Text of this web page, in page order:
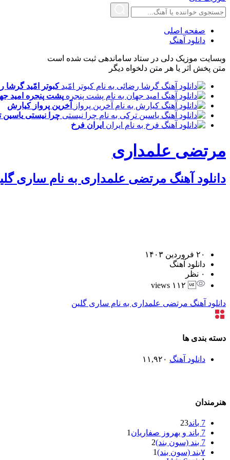
صفحه اصلی
دانلود آهنگ
وبسایت موزیک دلی در ستاد ساماندهی ثبت شده است
متن پخش اثر یا هر متن دلخواه دیگر
کبوتر امّید گرشا
پشت پنجره امید
آخرین پرواز کیارش
چرا نیستی یاسین
ایران فرخ
مرتضی علمداری
دانلود آهنگ مرتضی علمداری به نام ساری
۲۰ فروردین ۱۴۰۳
دانلود آهنگ
۰ نظر
۱۱۲ views
دانلود آهنگ مرتضی علمداری به نام ساری گلین
دسته بندی ها
دانلود آهنگ ۱۱,۹۲۰
هنرمندان
7 باند
23
7 باند و بهروز صفاریان
1
7 بند (سون بند)
2
۷بند (سون بند)
1